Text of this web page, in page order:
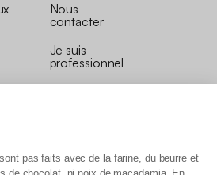
pas faits avec de la farine, du beurre et
Nous
contacter
Je suis
professionnel
générales de vente